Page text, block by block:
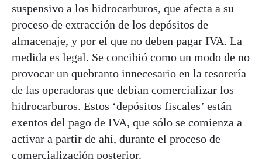
suspensivo a los hidrocarburos, que afecta a su
proceso de extracción de los depósitos de
almacenaje, y por el que no deben pagar IVA. La
medida es legal. Se concibió como un modo de no
provocar un quebranto innecesario en la tesorería
de las operadoras que debían comercializar los
hidrocarburos. Estos ‘depósitos fiscales’ están
exentos del pago de IVA, que sólo se comienza a
activar a partir de ahí, durante el proceso de
comercialización posterior.